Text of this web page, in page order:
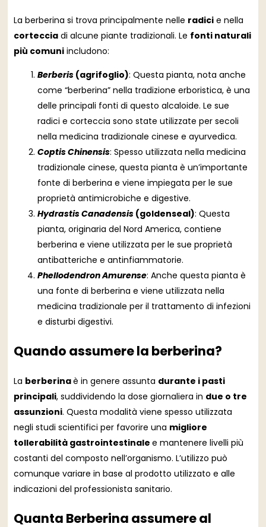
La berberina si trova principalmente nelle radici e nella
corteccia di alcune piante tradizionali. Le fonti naturali
più comuni includono:
Berberis (agrifoglio): Questa pianta, nota anche
come “berberina” nella tradizione erboristica, è una
delle principali fonti di questo alcaloide. Le sue
radici e corteccia sono state utilizzate per secoli
nella medicina tradizionale cinese e ayurvedica.
Coptis Chinensis: Spesso utilizzata nella medicina
tradizionale cinese, questa pianta è un’importante
fonte di berberina e viene impiegata per le sue
proprietà antimicrobiche e digestive.
Hydrastis Canadensis (goldenseal): Questa
pianta, originaria del Nord America, contiene
berberina e viene utilizzata per le sue proprietà
antibatteriche e antinfiammatorie.
Phellodendron Amurense: Anche questa pianta è
una fonte di berberina e viene utilizzata nella
medicina tradizionale per il trattamento di infezioni
e disturbi digestivi.
Quando assumere la berberina?
La berberinaè in genere assunta durante i pasti
principali, suddividendo la dose giornaliera in due o tre
assunzioni. Questa modalità viene spesso utilizzata
negli studi scientifici per favorire una migliore
tollerabilità gastrointestinalee mantenere livelli più
costanti del composto nell’organismo. L’utilizzo può
comunque variare in base al prodotto utilizzato e alle
indicazioni del professionista sanitario.
Quanta Berberina assumere al